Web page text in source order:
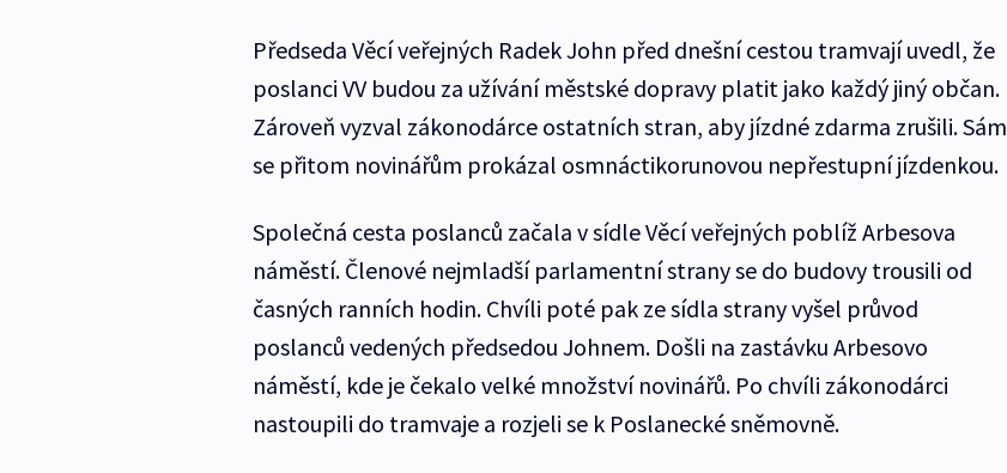
Předseda Věcí veřejných Radek John před dnešní cestou tramvají uvedl, že
poslanci VV budou za užívání městské dopravy platit jako každý jiný občan.
Zároveň vyzval zákonodárce ostatních stran, aby jízdné zdarma zrušili. Sám
se přitom novinářům prokázal osmnáctikorunovou nepřestupní jízdenkou.
Společná cesta poslanců začala v sídle Věcí veřejných poblíž Arbesova
náměstí. Členové nejmladší parlamentní strany se do budovy trousili od
časných ranních hodin. Chvíli poté pak ze sídla strany vyšel průvod
poslanců vedených předsedou Johnem. Došli na zastávku Arbesovo
náměstí, kde je čekalo velké množství novinářů. Po chvíli zákonodárci
nastoupili do tramvaje a rozjeli se k Poslanecké sněmovně.